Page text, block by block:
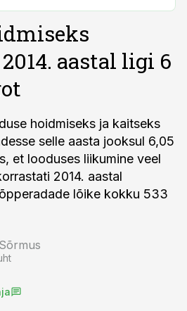
aastal ligi 6
hoidmiseks ja kaitseks
selle aasta jooksul 6,05
et looduses liikumine veel
2014. aastal
lõike kokku 533